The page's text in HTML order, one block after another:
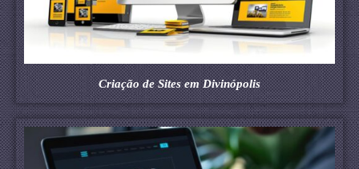
Criação de Sites em Divinópolis